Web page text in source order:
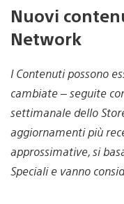
Nuovi
Network
I Contenuti possono
cambiate – seguite
settimanale dello
aggiornamenti più
approssimative, si
Speciali e vanno